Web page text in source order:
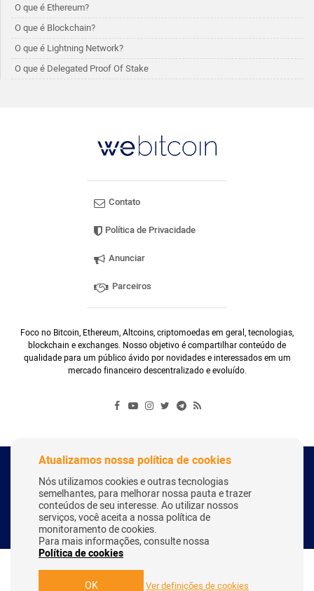
O que é Ethereum?
O que é Blockchain?
O que é Lightning Network?
O que é Delegated Proof Of Stake
Contato
Política de Privacidade
Anunciar
Parceiros
Foco no Bitcoin, Ethereum, Altcoins, criptomoedas em geral, tecnologias,
blockchain e exchanges. Nosso objetivo é compartilhar conteúdo de
qualidade para um público ávido por novidades e interessados em um
mercado financeiro descentralizado e evoluído.
Copyright Webitcoin 2018 - Todos os Direitos Reservados
Desenvolvido por: Herick Correa
Atualizamos nossa política de cookies
Nós utilizamos cookies e outras tecnologias
semelhantes, para melhorar nossa pauta e trazer
conteúdos de seu interesse. Ao utilizar nossos
serviços, você aceita a nossa política de
monitoramento de cookies.
Para mais informações, consulte nossa
Política de cookies
OK Ver definições de cookies